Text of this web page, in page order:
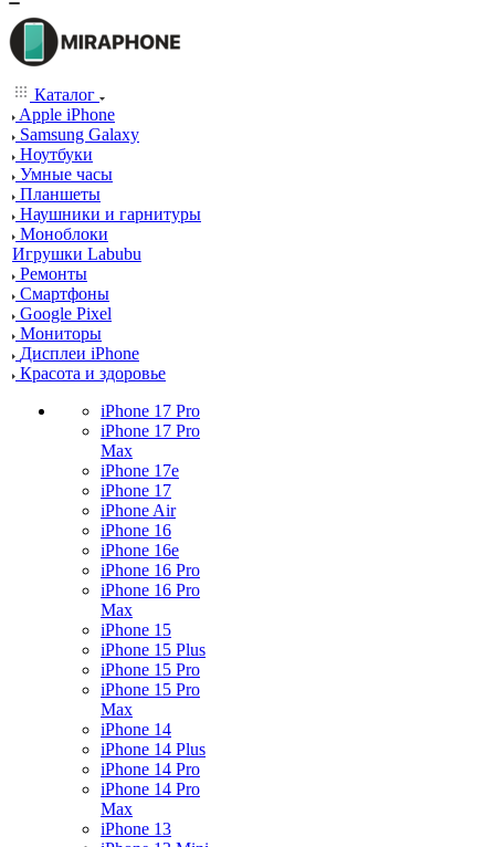
Каталог
Apple iPhone
Samsung Galaxy
Ноутбуки
Умные часы
Планшеты
Наушники и гарнитуры
Моноблоки
Игрушки Labubu
Ремонты
Смартфоны
Google Pixel
Мониторы
Дисплеи iPhone
Красота и здоровье
iPhone 17 Pro
iPhone 17 Pro
Max
iPhone 17e
iPhone 17
iPhone Air
iPhone 16
iPhone 16e
iPhone 16 Pro
iPhone 16 Pro
Max
iPhone 15
iPhone 15 Plus
iPhone 15 Pro
iPhone 15 Pro
Max
iPhone 14
iPhone 14 Plus
iPhone 14 Pro
iPhone 14 Pro
Max
iPhone 13